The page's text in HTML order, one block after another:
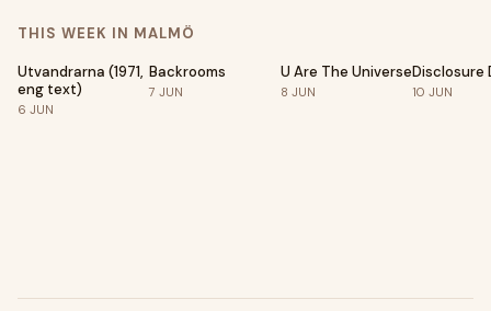
THIS WEEK IN MALMÖ
Utvandrarna (1971,
eng text)
6 JUN
Backrooms
7 JUN
U Are The Universe
8 JUN
Disclosure
10 JUN